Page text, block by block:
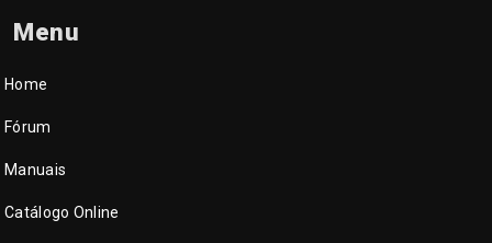
Menu
Home
Fórum
Manuais
Catálogo Online